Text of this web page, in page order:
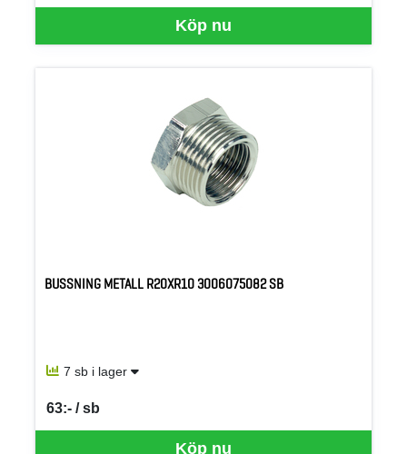
Köp nu
BUSSNING METALL R20XR10 3006075082 SB
7 sb i lager
Köp nu
63:- / sb
SEK per SB